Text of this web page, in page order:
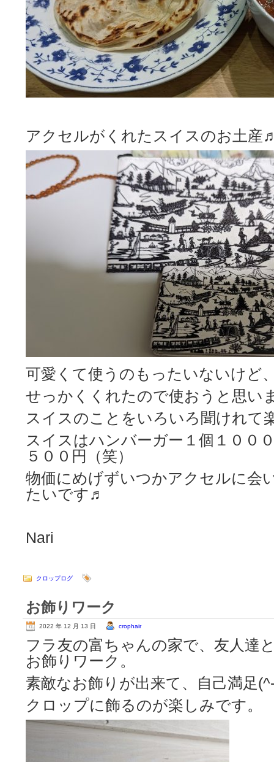
アクセルがくれたスイスのお土産
可愛くて使うのもったいないけど
せっかくくれたので使おうと思い
スイスのことをいろいろ聞けれて
スイスはハンバーガー１個１００
５００円（笑）
物価にめげずいつかアクセルに会
たいです♬
Nari
クロップログ
お飾りワーク
2022 年 12 月 13 日 crophair
フラ友の富ちゃんの家で、友人達
お飾りワーク。
素敵なお飾りが出来て、自己満足
クロップに飾るのが楽しみです。